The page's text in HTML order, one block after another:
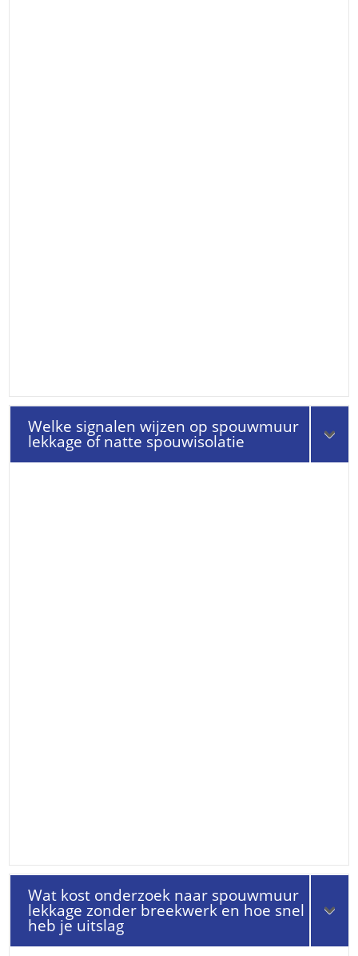
Welke signalen wijzen op spouwmuur
lekkage of natte spouwisolatie
Wat kost onderzoek naar spouwmuur
lekkage zonder breekwerk en hoe snel
heb je uitslag